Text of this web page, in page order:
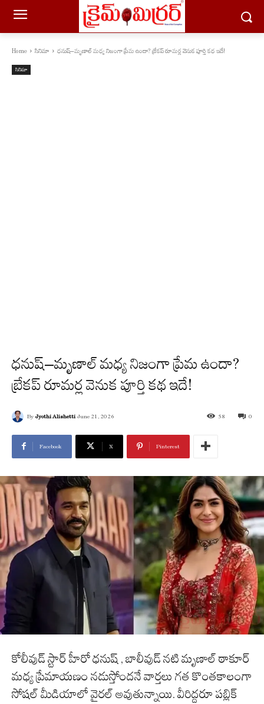
Home సినిమా ధనుష్–మృణాల్ మధ్య నిజంగా ప్రేమ ఉందా? బ్రేకప్ రూమర్ల వెనుక పూర్తి కథ ఇదే!
సినిమా
ధనుష్–మృణాల్ మధ్య నిజంగా ప్రేమ ఉందా?
బ్రేకప్ రూమర్ల వెనుక పూర్తి కథ ఇదే!
By Jyothi Alishetti June 21, 2026 0
58
Facebook X Pinterest
కోలీవుడ్ స్టార్ హీరో ధనుష్ , బాలీవుడ్ నటి మృణాల్ ఠాకూర్
మధ్య ప్రేమాయణం నడుస్తోందనే వార్తలు గత కొంతకాలంగా
సోషల్ మీడియాలో వైరల్ అవుతున్నాయి. వీరిద్దరూ పబ్లిక్